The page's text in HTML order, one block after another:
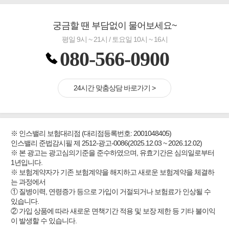
궁금할 땐 부담없이 물어보세요~
평일 9시 ~ 21시 / 토요일 10시 ~ 16시
080-566-0900
24시간 맞춤상담 바로가기 >
※ 인스밸리 보험대리점 (대리점등록번호: 2001048405)
인스밸리 준법감시필 제 2512-광고-0086(2025.12.03 ~ 2026.12.02)
※ 본 광고는 광고심의기준을 준수하였으며, 유효기간은 심의일로부터
1년입니다.
※ 보험계약자가 기존 보험계약을 해지하고 새로운 보험계약을 체결하
는 과정에서
① 질병이력, 연령증가 등으로 가입이 거절되거나 보험료가 인상될 수
있습니다.
② 가입 상품에 따라 새로운 면책기간 적용 및 보장 제한 등 기타 불이익
이 발생할 수 있습니다.